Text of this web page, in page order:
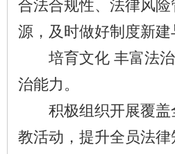
合法合规性、法律风
源，及时做好制度新
培育文化 丰富法治
治能力。
积极组织开展覆盖
教活动，提升全员法